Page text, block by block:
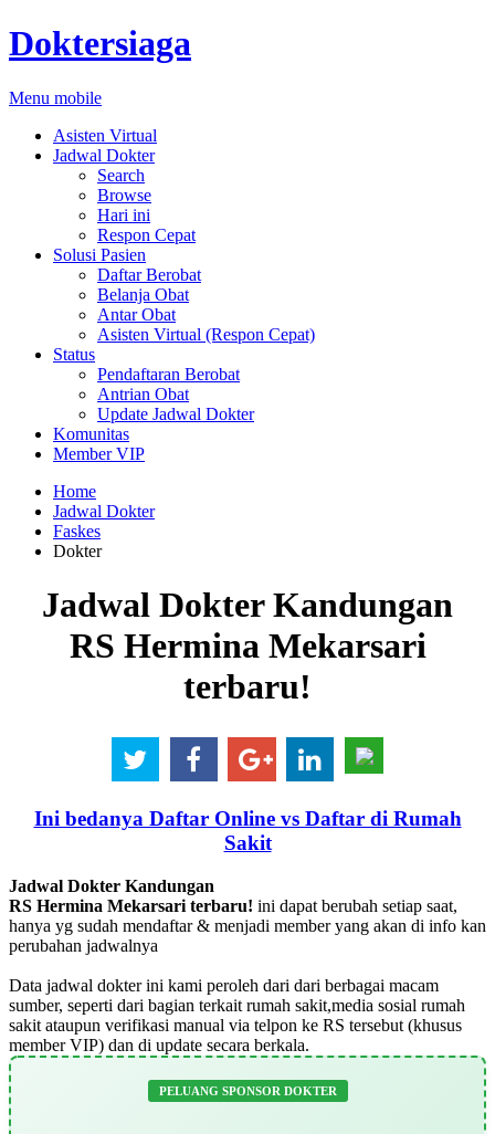
Doktersiaga
Menu mobile
Asisten Virtual
Jadwal Dokter
Search
Browse
Hari ini
Respon Cepat
Solusi Pasien
Daftar Berobat
Belanja Obat
Antar Obat
Asisten Virtual (Respon Cepat)
Status
Pendaftaran Berobat
Antrian Obat
Update Jadwal Dokter
Komunitas
Member VIP
Home
Jadwal Dokter
Faskes
Dokter
Jadwal Dokter Kandungan
RS Hermina Mekarsari
terbaru!
Ini bedanya Daftar Online vs Daftar di Rumah
Sakit
Jadwal Dokter Kandungan
RS Hermina Mekarsari terbaru! ini dapat berubah setiap saat,
hanya yg sudah mendaftar & menjadi member yang akan di info kan
perubahan jadwalnya
Data jadwal dokter ini kami peroleh dari dari berbagai macam
sumber, seperti dari bagian terkait rumah sakit,media sosial rumah
sakit ataupun verifikasi manual via telpon ke RS tersebut (khusus
member VIP) dan di update secara berkala.
PELUANG SPONSOR DOKTER